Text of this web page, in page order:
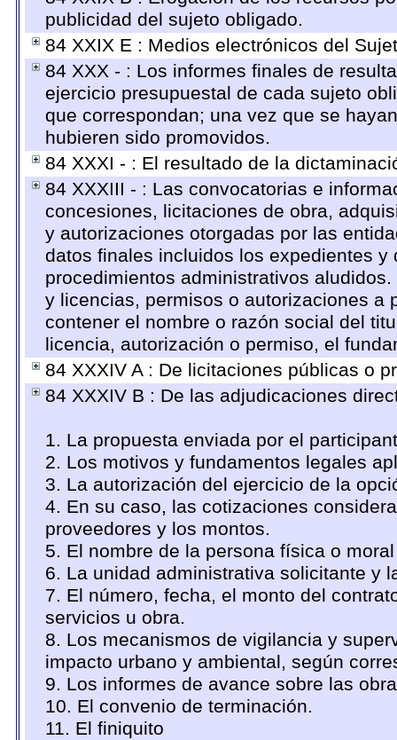
publicidad del sujeto obligado.
84 XXIX E : Medios electrónicos del
84 XXX - : Los informes finales de
ejercicio presupuestal de cada sujeto
que correspondan; una vez que se
hubieren sido promovidos.
84 XXXI - : El resultado de la
84 XXXIII - : Las convocatorias e
concesiones, licitaciones de obra,
y autorizaciones otorgadas por las
datos finales incluidos los expedientes
procedimientos administrativos
y licencias, permisos o autorizaciones a
contener el nombre o razón social del
licencia, autorización o permiso, el
84 XXXIV A : De licitaciones públicas o
84 XXXIV B : De las adjudicaciones
1. La propuesta enviada por el
2. Los motivos y fundamentos legales
3. La autorización del ejercicio de la
4. En su caso, las cotizaciones
proveedores y los montos.
5. El nombre de la persona física o
6. La unidad administrativa solicitante y
7. El número, fecha, el monto del
servicios u obra.
8. Los mecanismos de vigilancia y
impacto urbano y ambiental, según
9. Los informes de avance sobre las
10. El convenio de terminación.
11. El finiquito